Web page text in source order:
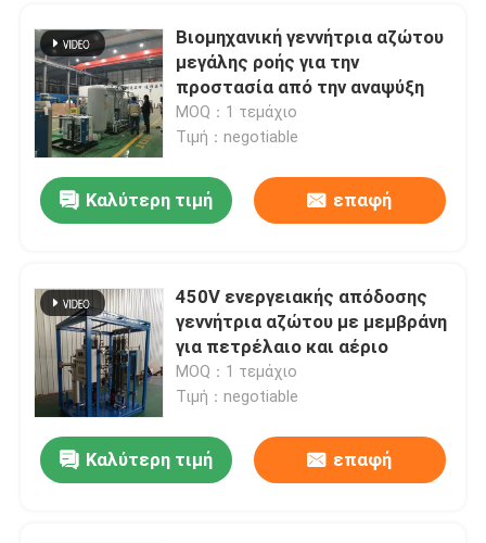
Βιομηχανική γεννήτρια αζώτου
μεγάλης ροής για την
προστασία από την αναψύξη
MOQ：1 τεμάχιο
Τιμή：negotiable
Καλύτερη τιμή επαφή
450V ενεργειακής απόδοσης
γεννήτρια αζώτου με μεμβράνη
για πετρέλαιο και αέριο
MOQ：1 τεμάχιο
Τιμή：negotiable
Καλύτερη τιμή επαφή